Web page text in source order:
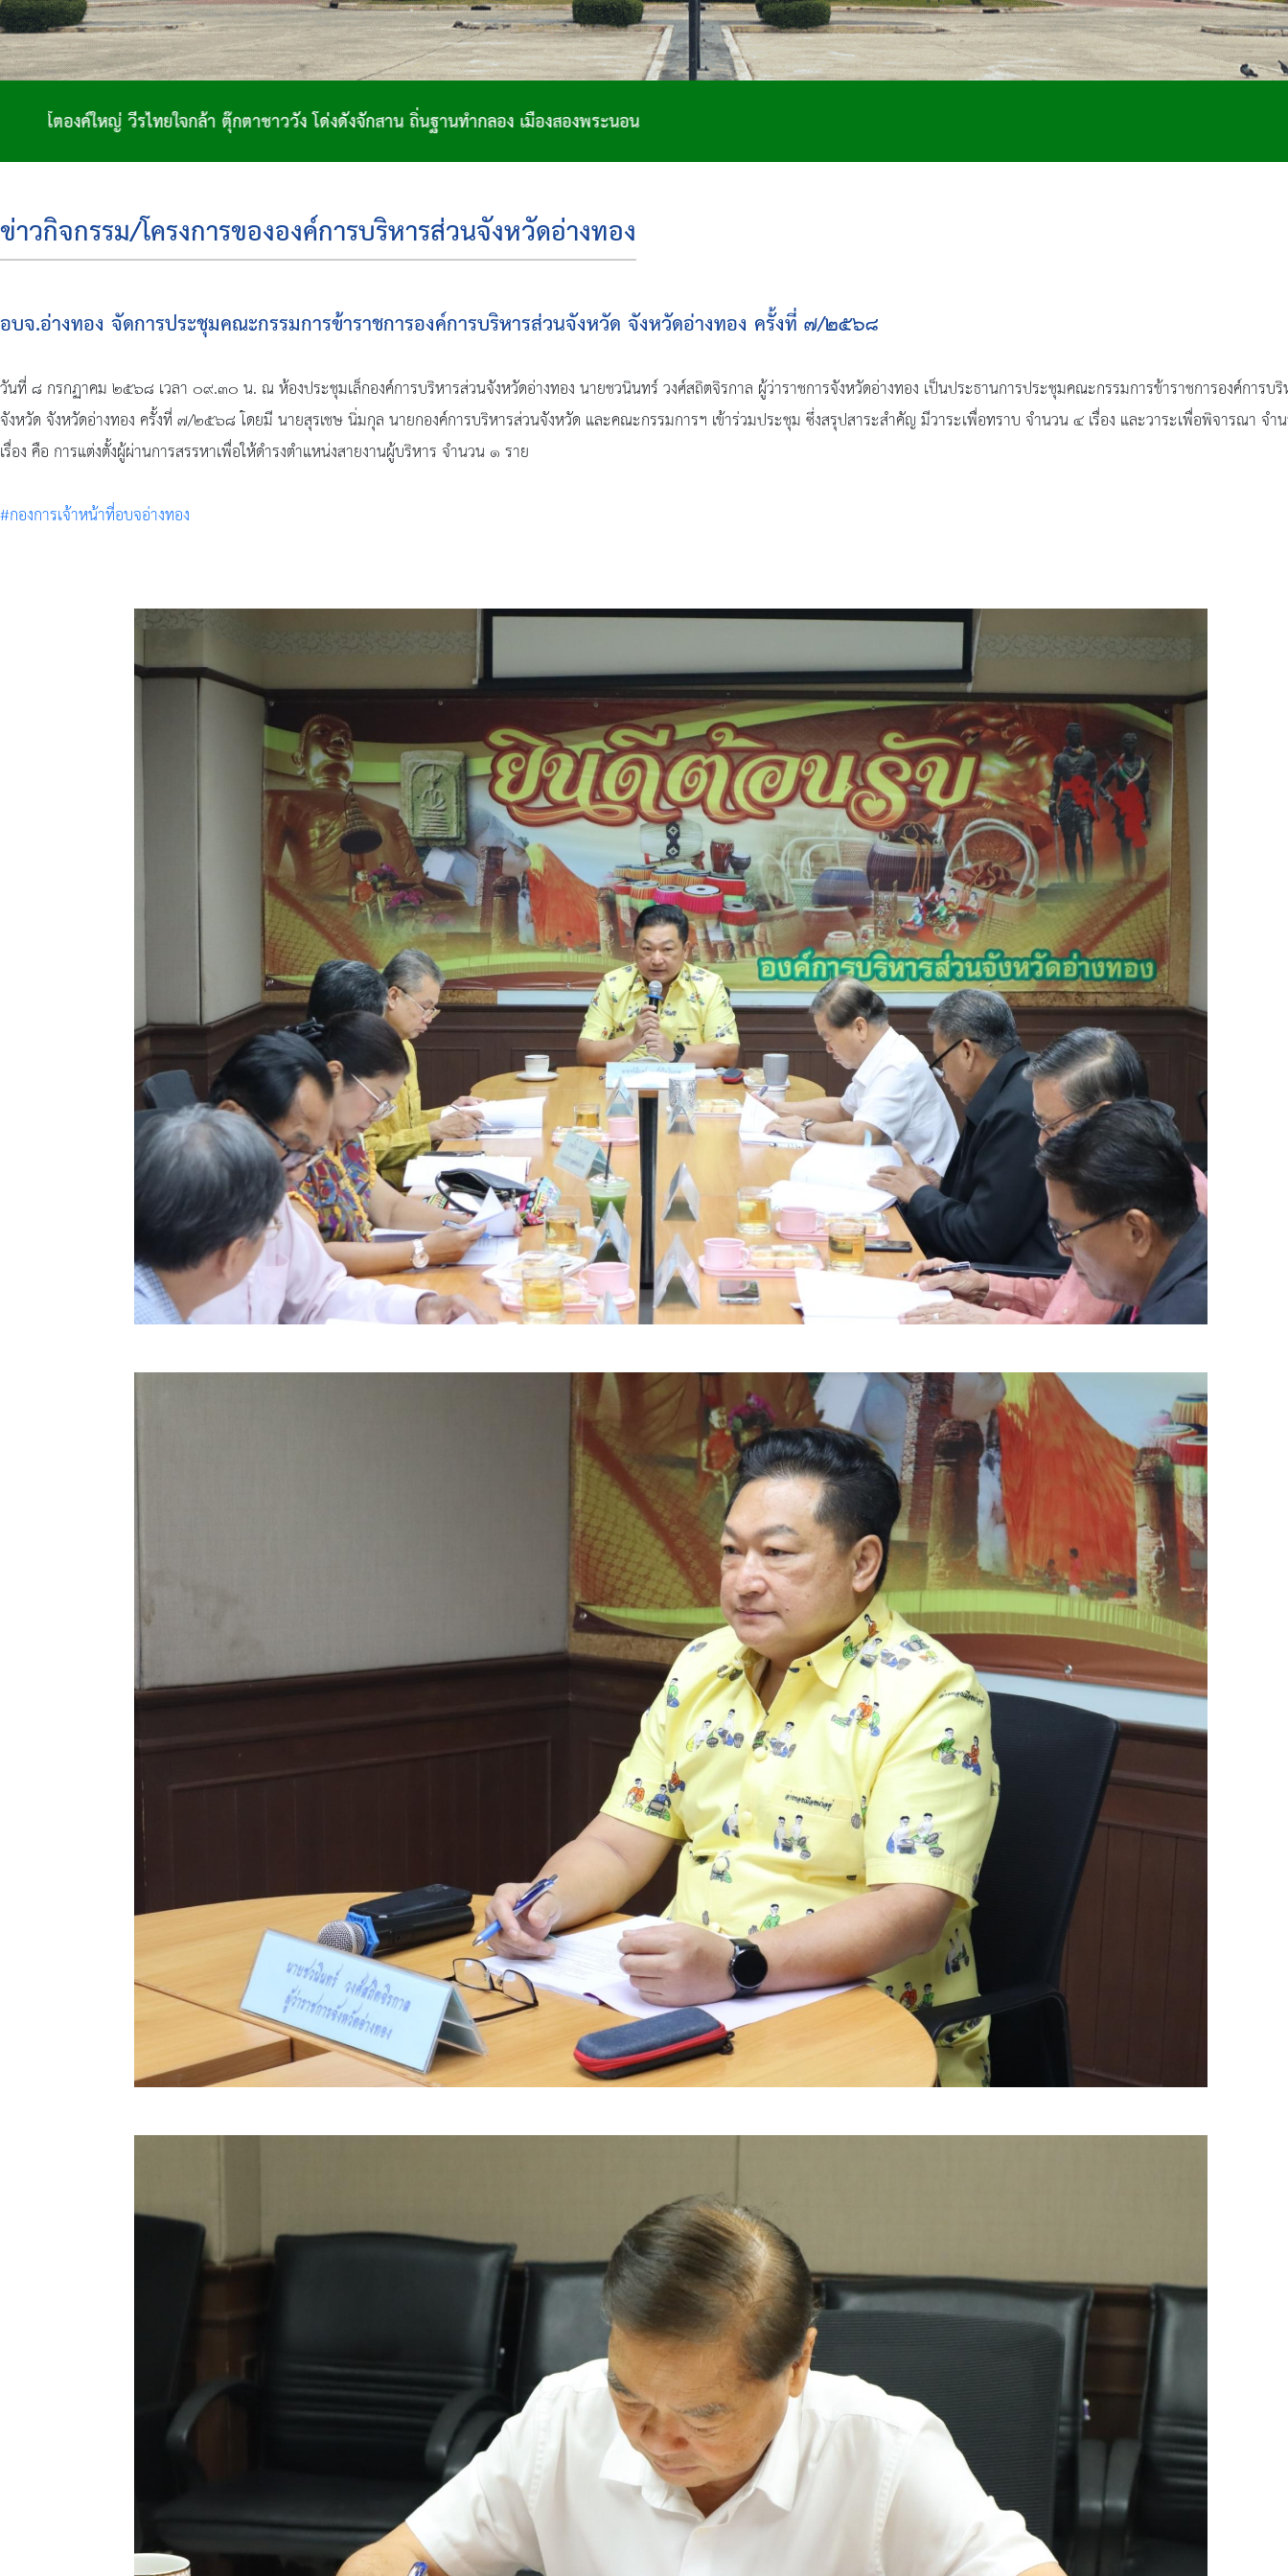
ตุ๊กตาชาววัง โด่งดังจักสาน ถิ่นฐานทำกลอง เมืองสองพระนอน
ข่าวกิจกรรม/โครงการขององค์การบริหารส่วนจังหวัดอ่างทอง
อบจ.อ่างทอง จัดการประชุมคณะกรรมการข้าราชการองค์การบริหารส่วนจังหวัด จังหวัดอ่างทอง ครั้งที่ ๗/๒๕๖๘
วันที่ ๘ กรกฏาคม ๒๕๖๘ เวลา ๐๙.๓๐ น. ณ ห้องประชุมเล็กองค์การบริหารส่วนจังหวัดอ่างทอง นายชวนินทร์ วงศ์สถิตจิรกาล ผู้ว่าราชการจังหวัดอ่างทอง เป็นประธานการประชุมคณะกรรมการข้าราชการองค์การบ
จังหวัด จังหวัดอ่างทอง ครั้งที่ ๗/๒๕๖๘ โดยมี นายสุรเชษ นิ่มกุล นายกองค์การบริหารส่วนจังหวัด และคณะกรรมการฯ เข้าร่วมประชุม ซึ่งสรุปสาระสำคัญ มีวาระเพื่อทราบ จำนวน ๔ เรื่อง และวาระเพื่อพิจารณา จำ
เรื่อง คือ การแต่งตั้งผู้ผ่านการสรรหาเพื่อให้ดำรงตำแหน่งสายงานผู้บริหาร จำนวน ๑ ราย
#กองการเจ้าหน้าที่อบจอ่างทอง